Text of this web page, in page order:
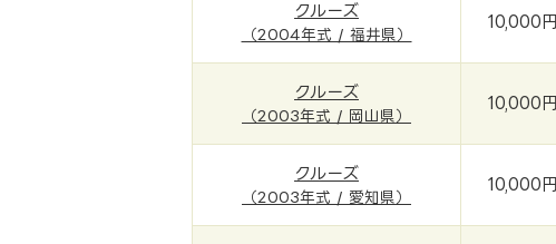
クルーズ
（2004年式 / 福井県）
10,000円
クルーズ
（2003年式 / 岡山県）
10,000円
クルーズ
（2003年式 / 愛知県）
10,000円